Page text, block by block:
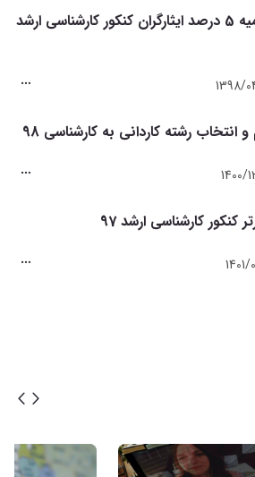
نمونه کارنامه های سهمیه 5 درصد ایثارگران کنکور کارشناسی ارشد
1398/
انتخاب رشته کاردانی به کارشناسی 98
1400/
کنکور کارشناسی ارشد 97
1401/